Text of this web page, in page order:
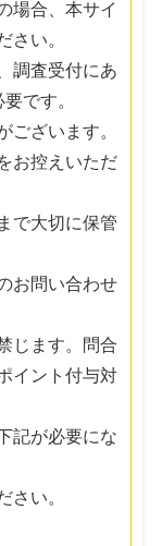
場合、本サイ
さい。
調査受付にあ
です。
ございます。
お控えいただ
で大切に保管
お問い合わせ
じます。問合
イント付与対
記が必要にな
さい。